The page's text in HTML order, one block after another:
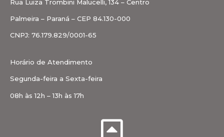
Rua Luiza Trombini Malucelli, 134 – Centro
Palmeira – Paraná – CEP 84.130-000
CNPJ: 76.179.829/0001-65
Horário de Atendimento
Segunda-feira a Sexta-feira
08h às 12h – 13h às 17h